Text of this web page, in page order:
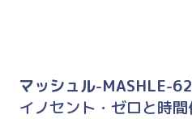
マッシュル-MASHLE-
イノセント・ゼロと時間